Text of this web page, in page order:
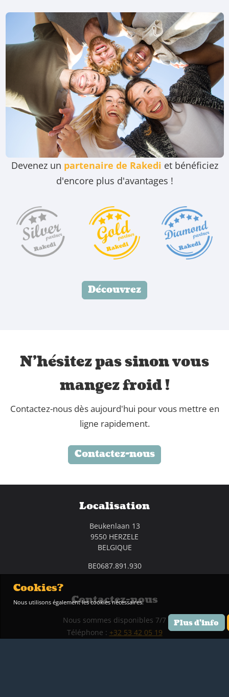
Devenez un partenaire de Rakedi et bénéficiez
d'encore plus d'avantages !
Découvrez
N'hésitez pas sinon vous
mangez froid !
Contactez-nous dès aujourd'hui pour vous mettre en
ligne rapidement.
Contactez-nous
Localisation
Beukenlaan 13
9550 HERZELE
BELGIQUE
BE0687.891.930
Contactez-nous
Nous sommes disponibles 7/7
Téléphone : +32 53 42 05 19
Cookies?
Nous utilisons également les cookies nécessaires.
Plus d'info